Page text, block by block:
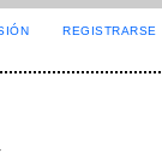
REGISTRARSE